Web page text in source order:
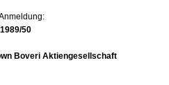
50
Boveri Aktiengesellschaft